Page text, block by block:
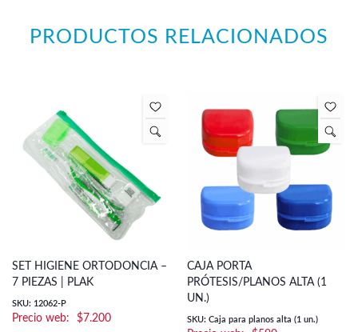
PRODUCTOS RELACIONADOS
SET HIGIENE ORTODONCIA –
7 PIEZAS | PLAK
SKU: 12062-P
$7.200
CAJA PORTA
PRÓTESIS/PLANOS ALTA (1
UN.)
SKU: Caja para planos alta (1 un.)